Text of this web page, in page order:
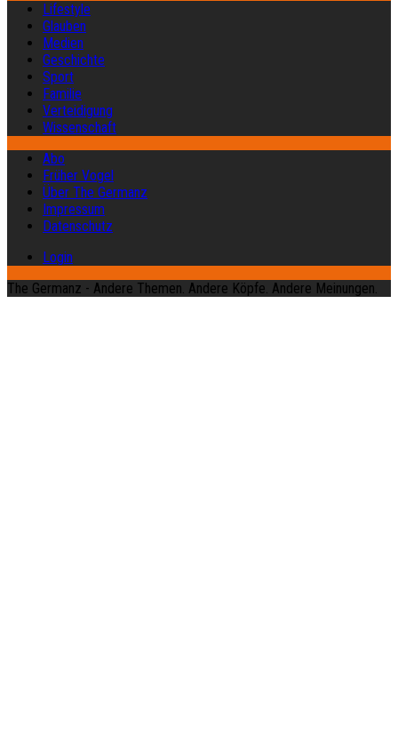
Lifestyle
Glauben
Medien
Geschichte
Sport
Familie
Verteidigung
Wissenschaft
Abo
Früher Vogel
Über The Germanz
Impressum
Datenschutz
Login
The Germanz - Andere Themen. Andere Köpfe. Andere Meinungen.